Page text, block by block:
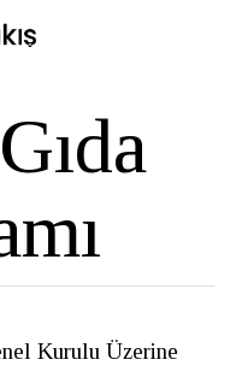
Kurulu Üzerine